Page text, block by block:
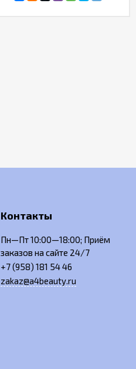
Контакты
Пн—Пт 10:00—18:00; Приём
заказов на сайте 24/7
+7 (958) 181 54 46
zakaz@a4beauty.ru